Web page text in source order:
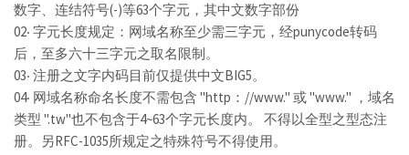
数字、连结符号(-)等63个字元，其中文数字部份
02‧ 字元长度规定：网域名称至少需三字元，经punycode转码
后，至多六十三字元之取名限制。
03‧ 注册之文字内码目前仅提供中文BIG5。
04‧ 网域名称命名长度不需包含 "http：//www." 或 "www." ，域名
类型 ".tw"也不包含于4~63个字元长度内。 不得以全型之型态注
册。另RFC-1035所规定之特殊符号不得使用。